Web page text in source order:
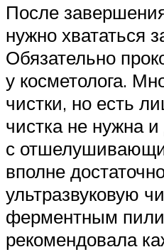
После
нужно хвататься
Обязательно
у косметолога.
чистки, но есть
чистка не нужна
с
вполне
ультразвуковую
ферментным
рекомендовала